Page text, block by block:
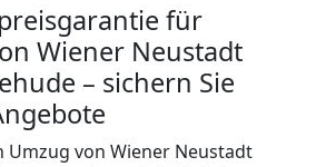
für
Wiener Neustadt
– sichern Sie
Umzug von Wiener Neustadt